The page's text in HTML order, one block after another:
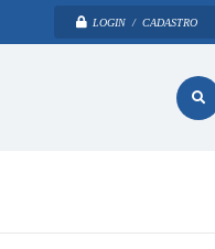
LOGIN / CADASTRO